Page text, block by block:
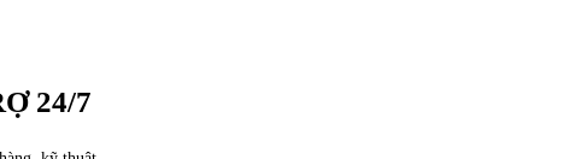
24/7